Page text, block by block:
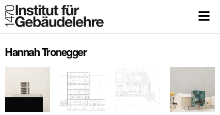
Hannah Tronegger